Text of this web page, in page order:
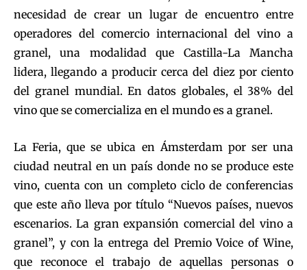
necesidad de crear un lugar de encuentro entre
operadores del comercio internacional del vino a
granel, una modalidad que Castilla-La Mancha
lidera, llegando a producir cerca del diez por ciento
del granel mundial. En datos globales, el 38% del
vino que se comercializa en el mundo es a granel.
La Feria, que se ubica en Ámsterdam por ser una
ciudad neutral en un país donde no se produce este
vino, cuenta con un completo ciclo de conferencias
que este año lleva por título “Nuevos países, nuevos
escenarios. La gran expansión comercial del vino a
granel”, y con la entrega del Premio Voice of Wine,
que reconoce el trabajo de aquellas personas o